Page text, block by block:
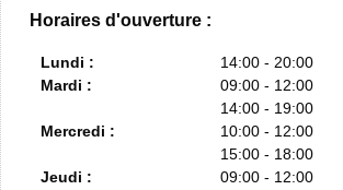
Horaires d'ouverture :
Lundi :
14:00 - 20:00
Mardi :
09:00 - 12:00
14:00 - 19:00
Mercredi :
10:00 - 12:00
15:00 - 18:00
Jeudi :
09:00 - 12:00